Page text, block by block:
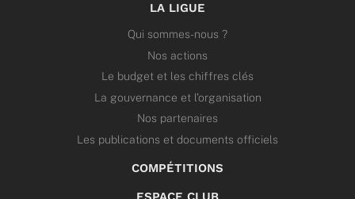
LA LIGUE
Qui sommes-nous ?
Nos actions
Le budget et les chiffres clés
La gouvernance et l’organisation
Nos partenaires
Les publications et documents officiels
COMPÉTITIONS